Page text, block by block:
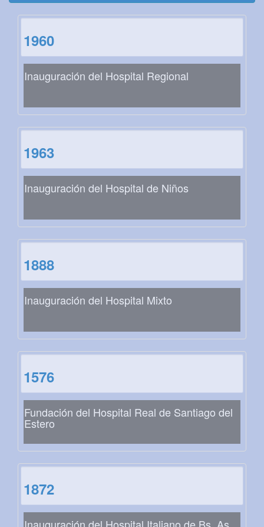
1960
Inauguración del Hospital Regional
1963
Inauguración del Hospital de Niños
1888
Inauguración del Hospital Mixto
1576
Fundación del Hospital Real de Santiago del
Estero
1872